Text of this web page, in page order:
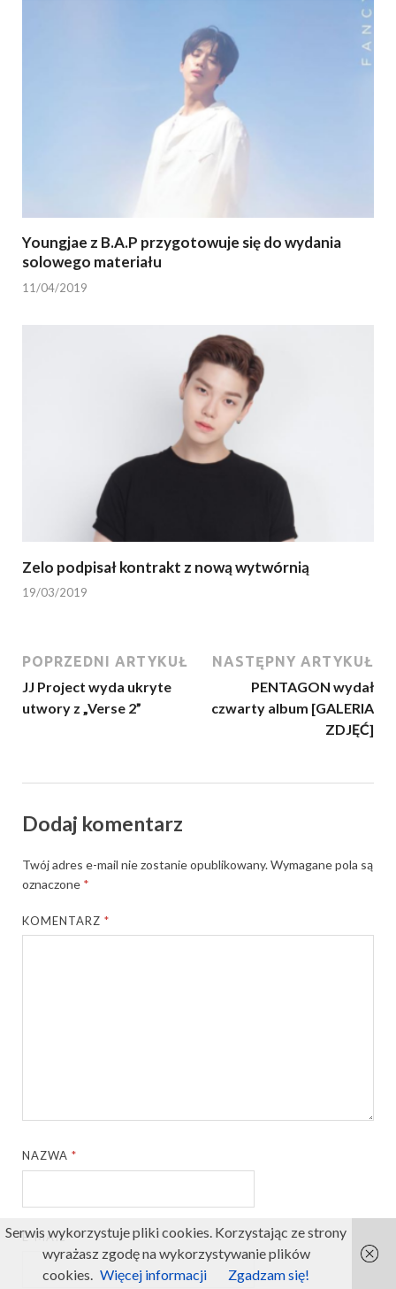
Youngjae z B.A.P przygotowuje się do wydania
solowego materiału
11/04/2019
Zelo podpisał kontrakt z nową wytwórnią
19/03/2019
POPRZEDNI ARTYKUŁ
JJ Project wyda ukryte
utwory z „Verse 2”
NASTĘPNY ARTYKUŁ
PENTAGON wydał
czwarty album [GALERIA
ZDJĘĆ]
Dodaj komentarz
Twój adres e-mail nie zostanie opublikowany.Wymagane pola są
oznaczone *
KOMENTARZ*
NAZWA*
E-MAIL*
Serwis wykorzystuje pliki cookies. Korzystając ze strony
wyrażasz zgodę na wykorzystywanie plików
cookies. Więcej informacji Zgadzam się!